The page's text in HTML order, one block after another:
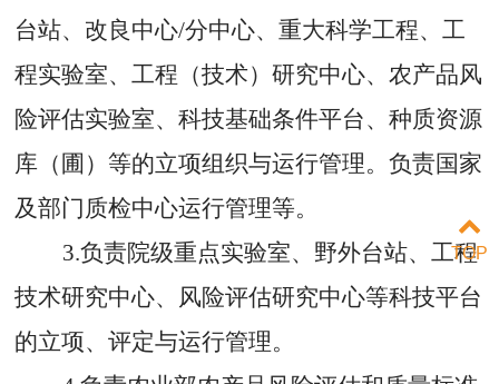
台站、改良中心/分中心、重大科学工程、工
程实验室、工程（技术）研究中心、农产品风
险评估实验室、科技基础条件平台、种质资源
库（圃）等的立项组织与运行管理。负责国家
及部门质检中心运行管理等。
3.负责院级重点实验室、野外台站、工程
技术研究中心、风险评估研究中心等科技平台
的立项、评定与运行管理。
TOP